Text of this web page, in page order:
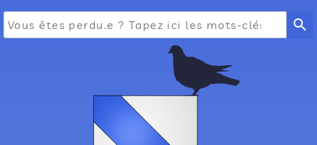
search